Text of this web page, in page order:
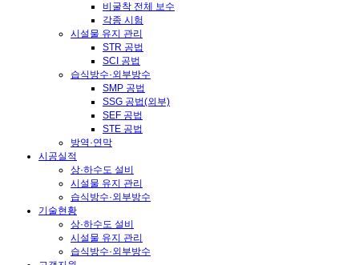
비굴착 전체 보수
각종 시험
시설물 유지 관리
STR 공법
SCI 공법
습식방수·외부방수
SMP 공법
SSG 공법(외부)
SEF 공법
STE 공법
방역·연막
시공실적
상·하수도 설비
시설물 유지 관리
습식방수·외부방수
기술현황
상·하수도 설비
시설물 유지 관리
습식방수·외부방수